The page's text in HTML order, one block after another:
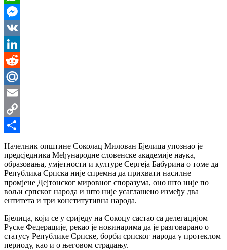
WhatsApp
Messenger
VK
LinkedIn
Reddit
Mail.Ru
Email
Copy
Link
Share
Начелник општине Соколац Милован Бјелица упознао је
предсједника Међународне словенске академије наука,
образовања, умјетности и културе Сергеја Бабурина о томе да
Република Српска није спремна да прихвати насилне
промјене Дејтонског мировног споразума, оно што није по
вољи српског народа и што није усаглашено између два
ентитета и три конститутивна народа.
Бјелица, који се у сриједу на Сокоцу састао са делегацијом
Руске Федерације, рекао је новинарима да је разговарано о
статусу Републике Српске, борби српског народа у протеклом
периоду, као и о његовом страдању.